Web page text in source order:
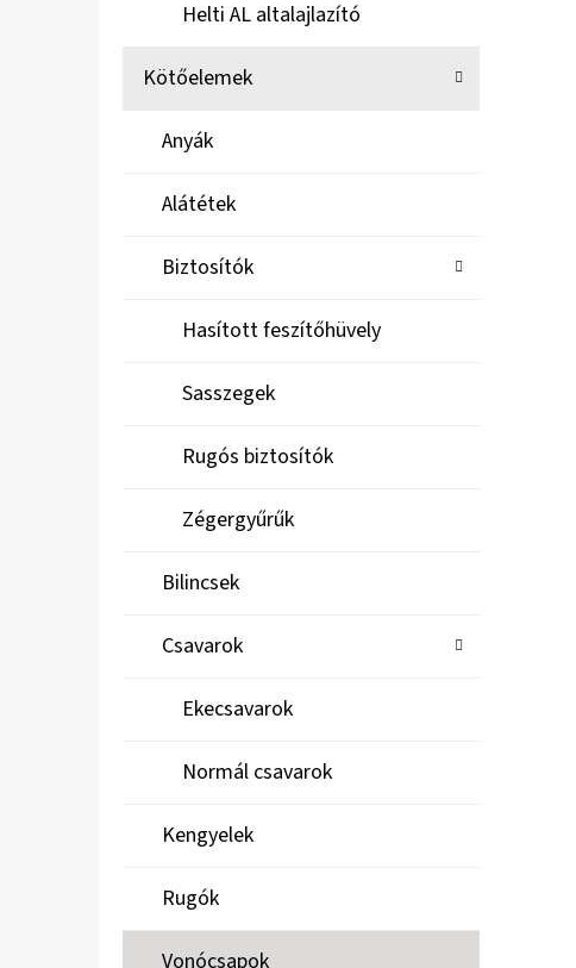
Helti AL altalajlazító
Kötőelemek
Anyák
Alátétek
Biztosítók
Hasított feszítőhüvely
Sasszegek
Rugós biztosítók
Zégergyűrűk
Bilincsek
Csavarok
Ekecsavarok
Normál csavarok
Kengyelek
Rugók
Vonócsapok